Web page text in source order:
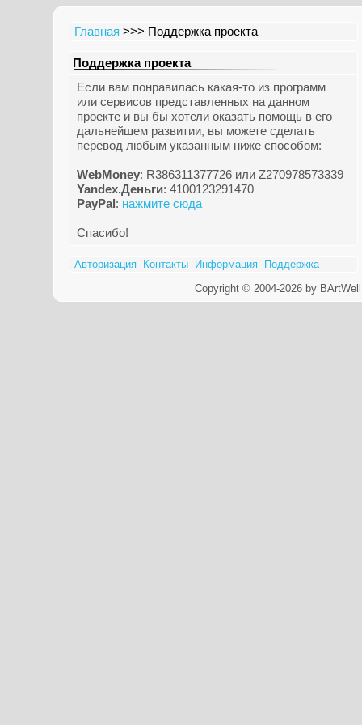
Главная >>> Поддержка проекта
Поддержка проекта
Если вам понравилась какая-то из программ
или сервисов представленных на данном
проекте и вы бы хотели оказать помощь в его
дальнейшем развитии, вы можете сделать
перевод любым указанным ниже способом:
WebMoney: R386311377726 или Z270978573339
Yandex.Деньги: 4100123291470
PayPal: нажмите сюда
Спасибо!
Авторизация Контакты Информация
Поддержка
Copyright © 2004-2026 by BArtWell